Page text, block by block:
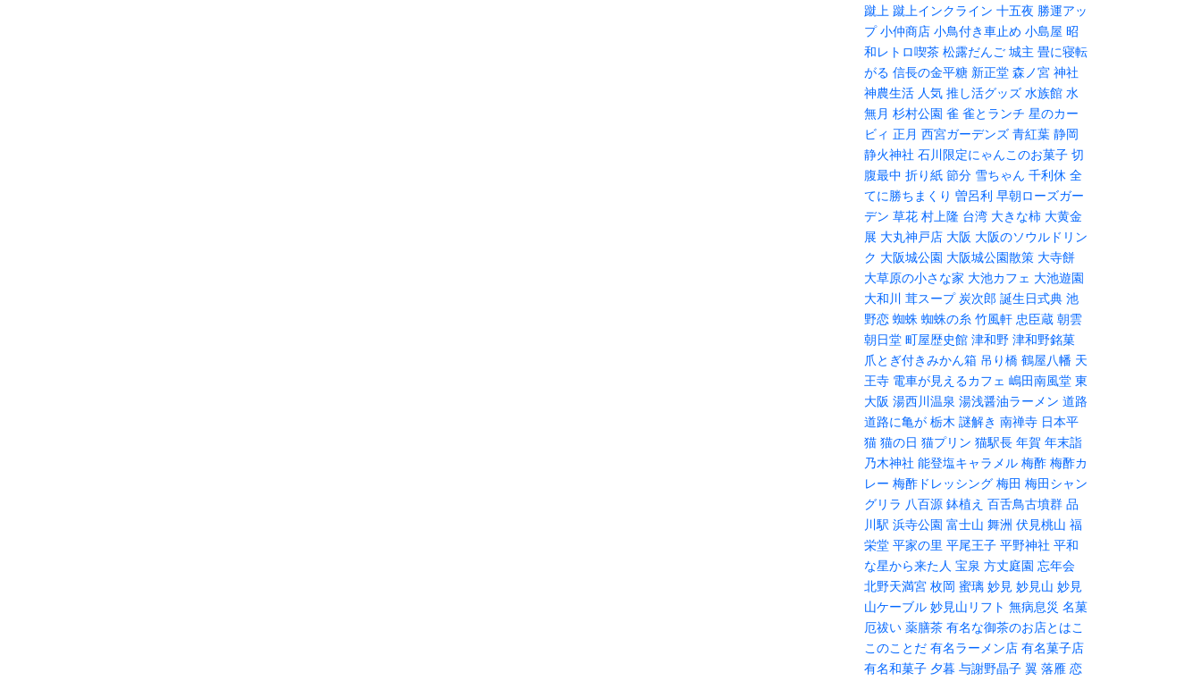
蹴上 蹴上インクライン 十五夜 勝運アッ
プ 小仲商店 小鳥付き車止め 小島屋 昭
和レトロ喫茶 松露だんご 城主 畳に寝転
がる 信長の金平糖 新正堂 森ノ宮 神社
神農生活 人気 推し活グッズ 水族館 水
無月 杉村公園 雀 雀とランチ 星のカー
ビィ 正月 西宮ガーデンズ 青紅葉 静岡
静火神社 石川限定にゃんこのお菓子 切
腹最中 折り紙 節分 雪ちゃん 千利休 全
てに勝ちまくり 曽呂利 早朝ローズガー
デン 草花 村上隆 台湾 大きな柿 大黄金
展 大丸神戸店 大阪 大阪のソウルドリン
ク 大阪城公園 大阪城公園散策 大寺餅
大草原の小さな家 大池カフェ 大池遊園
大和川 茸スープ 炭次郎 誕生日式典 池
野恋 蜘蛛 蜘蛛の糸 竹風軒 忠臣蔵 朝雲
朝日堂 町屋歴史館 津和野 津和野銘菓
爪とぎ付きみかん箱 吊り橋 鶴屋八幡 天
王寺 電車が見えるカフェ 嶋田南風堂 東
大阪 湯西川温泉 湯浅醤油ラーメン 道路
道路に亀が 栃木 謎解き 南禅寺 日本平
猫 猫の日 猫プリン 猫駅長 年賀 年末詣
乃木神社 能登塩キャラメル 梅酢 梅酢カ
レー 梅酢ドレッシング 梅田 梅田シャン
グリラ 八百源 鉢植え 百舌鳥古墳群 品
川駅 浜寺公園 富士山 舞洲 伏見桃山 福
栄堂 平家の里 平尾王子 平野神社 平和
な星から来た人 宝泉 方丈庭園 忘年会
北野天満宮 枚岡 蜜璃 妙見 妙見山 妙見
山ケーブル 妙見山リフト 無病息災 名菓
厄祓い 薬膳茶 有名な御茶のお店とはこ
このことだ 有名ラーメン店 有名菓子店
有名和菓子 夕暮 与謝野晶子 翼 落雁 恋